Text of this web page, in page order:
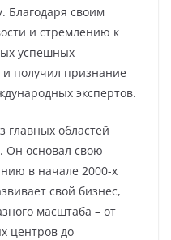
Благодаря своим
и стремлению к
успешных
получил признание
экспертов.
главных областей
Он основал свою
в начале 2000-х
свой бизнес,
масштаба – от
центров до